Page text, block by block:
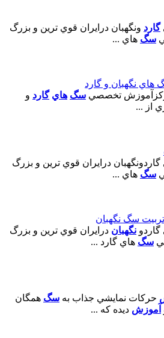
گارد ونگهبان درايران قوي ترين و بزرگ
سگ هاي ...
هاي نگهبان و گارد
تخصصي سگ هاي گارد و
از ...
درايران قوي ترين و بزرگ
سگ هاي ...
سگ نگهبان
نگهبان درايران قوي ترين و بزرگ
سگ هاي گارد ...
حرکات نمايشي جذاب به سگ همگان
آموزش ديده که ...